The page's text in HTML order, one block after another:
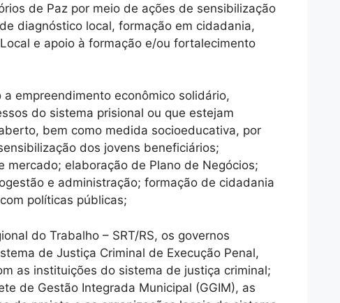
de Paz por meio de ações de sensibilização
diagnóstico local, formação em cidadania,
e apoio à formação e/ou fortalecimento
empreendimento econômico solidário,
do sistema prisional ou que estejam
bem como medida socioeducativa, por
dos jovens beneficiários;
elaboração de Plano de Negócios;
e administração; formação de cidadania
políticas públicas;
do Trabalho – SRT/RS, os governos
de Justiça Criminal de Execução Penal,
as instituições do sistema de justiça criminal;
de Gestão Integrada Municipal (GGIM), as